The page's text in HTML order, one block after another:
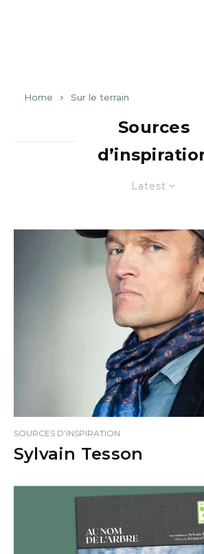
Home Sur le terrain
Latest
Sources
SOURCES D’INSPIRATION
Sylvain Tesson